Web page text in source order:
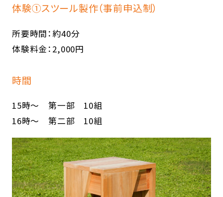
体験①スツール製作（事前申込制）
所要時間：約40分
体験料金：2,000円
時間
15時～ 第一部 10組
16時～ 第二部 10組